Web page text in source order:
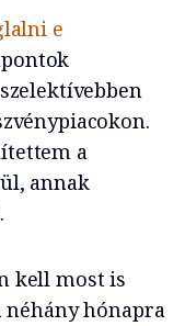
e
a
annak
kell most is
hónapra